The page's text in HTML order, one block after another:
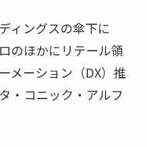
ィングスの傘下に
のほかにリテール領
メーション（DX）推
・コニック・アルフ